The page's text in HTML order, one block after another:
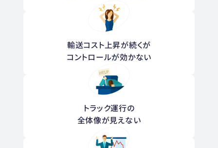
輸送コスト上昇が続くが
コントロールが効かない
トラック運行の
全体像が見えない